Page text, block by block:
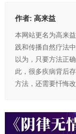
作者: 高来益
本网站更名为高来
践和传播自然疗法
以为，只要方法正
此，很多疾病背后
方法，还需要忏悔